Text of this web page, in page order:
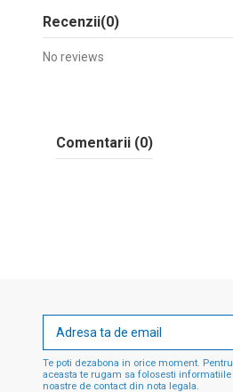
Recenzii(0)
No reviews
Comentarii (0)
Te poti dezabona in orice moment. Pentru
aceasta te rugam sa folosesti informatiile
noastre de contact din nota legala.